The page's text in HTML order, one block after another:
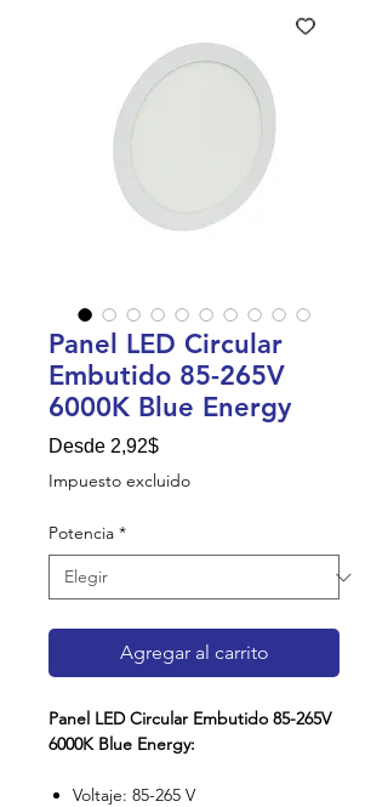
Panel LED Circular
Embutido 85-265V
6000K Blue Energy
Desde 2,92$Precio de oferta
Impuesto excluido
Potencia *
Agregar al carrito
Panel LED Circular Embutido 85-265V
6000K Blue Energy:
Voltaje: 85-265 V